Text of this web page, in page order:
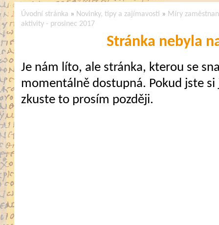
Úvodní stránka » Novinky, tipy a zajímavosti » Míry
aktivity - prosinec 2017
Stránka nebyla
Je nám líto, ale stránka, kterou se
momentálně dostupná. Pokud jste
zkuste to prosím později.